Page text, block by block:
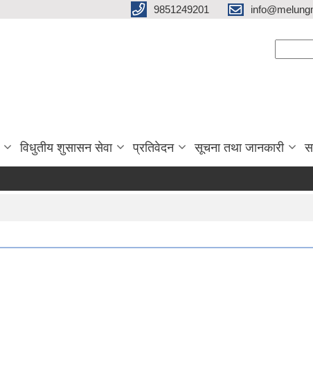
9851249201
विधुतीय शुसासन सेवा प्रतिवेदन सूचना तथा जानकारी